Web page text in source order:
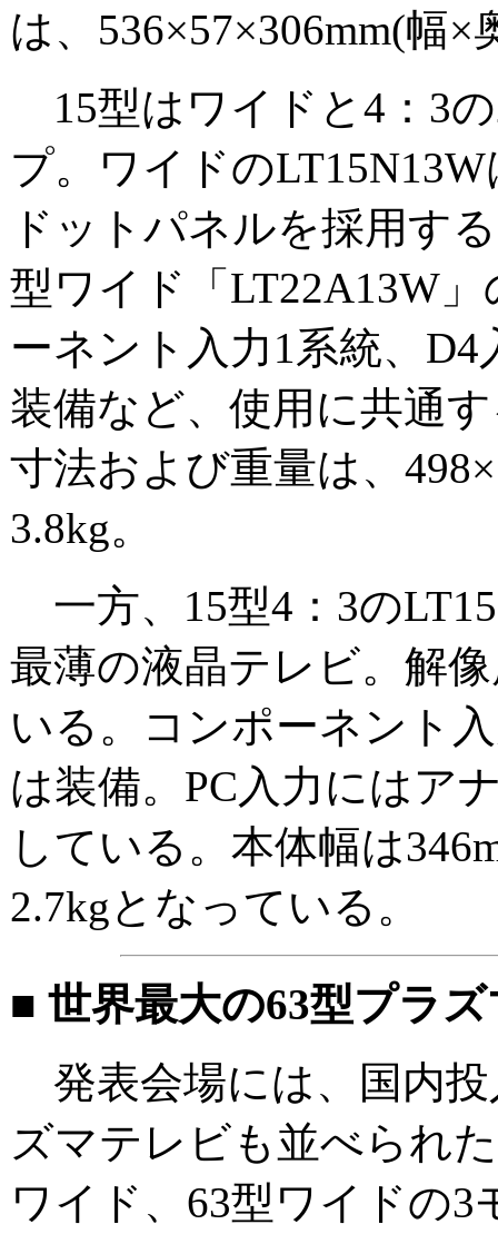
は、536×57×306mm(幅
15型はワイドと4：3
プ。ワイドの
ドットパネルを採用す
型ワイド「LT22A13W
ーネント入力1系統、D4
装備など、使用に共通
寸法および重量は、
3.8kg。
一方、15型4：3の
最薄の液晶テレビ。解
いる。コンポーネント
は装備。PC入力にはア
している。本体幅は
2.7kgとなっている。
■ 世界最大の63型プラ
発表会場には、国内
ズマテレビも並べられ
ワイド、63型ワイドの